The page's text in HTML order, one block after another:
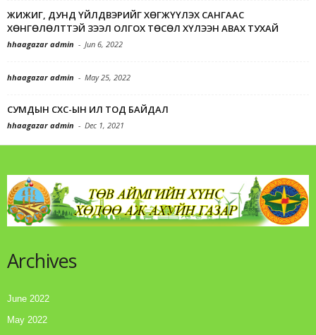
ЖИЖИГ, ДУНД ҮЙЛДВЭРИЙГ ХӨГЖҮҮЛЭХ САНГААС
ХӨНГӨЛӨЛТТЭЙ ЗЭЭЛ ОЛГОХ ТӨСӨЛ ХҮЛЭЭН АВАХ ТУХАЙ
hhaagazar admin - Jun 6, 2022
hhaagazar admin - May 25, 2022
СУМДЫН СХС-ЫН ИЛ ТОД БАЙДАЛ
hhaagazar admin - Dec 1, 2021
Archives
June 2022
May 2022